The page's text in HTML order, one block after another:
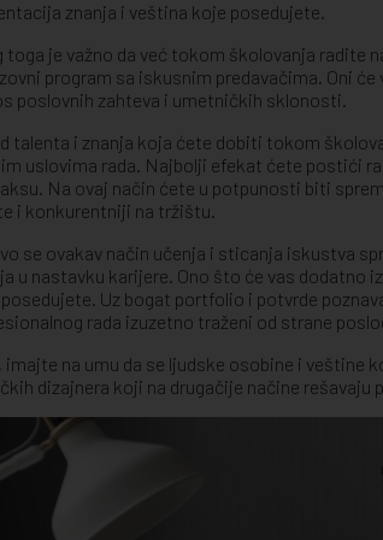
znanja i veština koje posedujete.
toga je važno da već tokom školovanja
program sa iskusnim predavačima. Oni
poslovnih zahteva i umetničkih sklonosti.
talenta i znanja koja ćete dobiti tokom
uslovima rada. Najbolji efekat ćete postići
Na ovaj način ćete u potpunosti biti
i konkurentniji na tržištu.
se ovakav način učenja i sticanja iskustva
u nastavku karijere. Ono što će vas dodatno
Uz bogat portfolio i potvrde
rada izuzetno traženi od strane
imajte na umu da se ljudske osobine i veštine
dizajnera koji na drugačije načine rešavaju